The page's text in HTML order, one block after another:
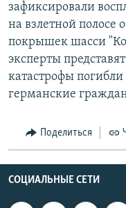
Все сайты РСЕ/РС
зафиксировали
на взлетной
покрышек шасси
эксперты
катастрофы погибли
германские
Поделиться
СОЦИАЛЬНЫЕ СЕТИ